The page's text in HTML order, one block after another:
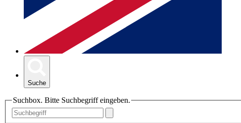
Suche
Suchbox. Bitte Suchbegriff eingeben.